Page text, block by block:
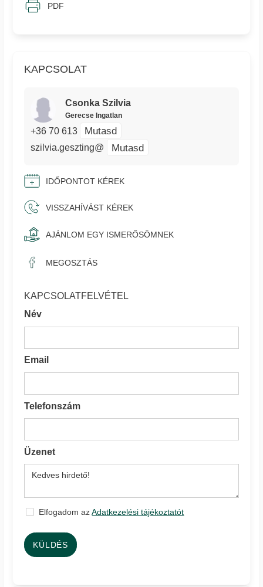
KAPCSOLAT
Csonka Szilvia
Gerecse Ingatlan
+36 70 613 Mutasd
szilvia.geszting@ Mutasd
IDŐPONTOT KÉREK
VISSZAHÍVÁST KÉREK
AJÁNLOM EGY ISMERŐSÖMNEK
MEGOSZTÁS
KAPCSOLATFELVÉTEL
Név
Email
Telefonszám
Üzenet
Elfogadom azAdatkezelési tájékoztatót
KÜLDÉS
PDF